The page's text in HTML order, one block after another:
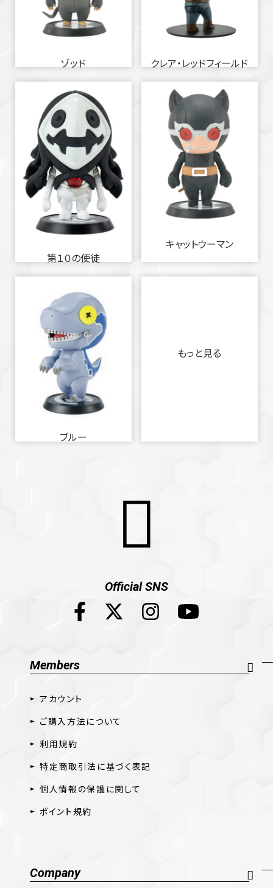
ゾッド クレア・レッドフィールド
第１０の使徒
キャットウーマン
ブルー
もっと見る
Official SNS
Members
アカウント
ご購入方法について
利用規約
特定商取引法に基づく表記
個人情報の保護に関して
ポイント規約
Company